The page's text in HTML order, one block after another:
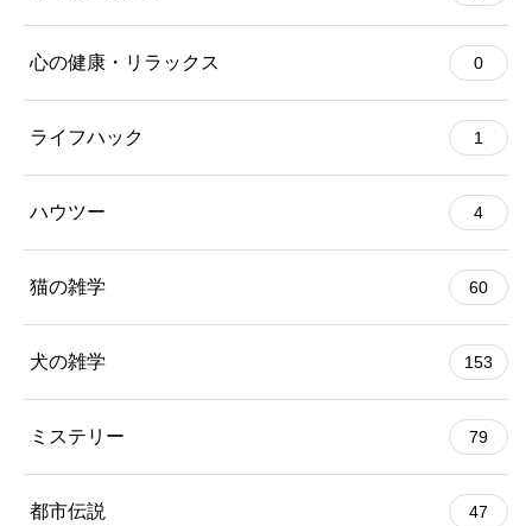
心の健康・リラックス 0
ライフハック 1
ハウツー 4
猫の雑学 60
犬の雑学 153
ミステリー 79
都市伝説 47